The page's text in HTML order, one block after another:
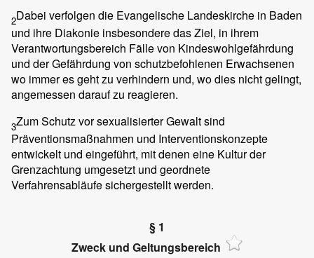
2Dabei verfolgen die Evangelische Landeskirche in Baden
und ihre Diakonie insbesondere das Ziel, in ihrem
Verantwortungsbereich Fälle von Kindeswohlgefährdung
und der Gefährdung von schutzbefohlenen Erwachsenen
wo immer es geht zu verhindern und, wo dies nicht gelingt,
angemessen darauf zu reagieren.
3Zum Schutz vor sexualisierter Gewalt sind
Präventionsmaßnahmen und Interventionskonzepte
entwickelt und eingeführt, mit denen eine Kultur der
Grenzachtung umgesetzt und geordnete
Verfahrensabläufe sichergestellt werden.
§ 1
Zweck und Geltungsbereich